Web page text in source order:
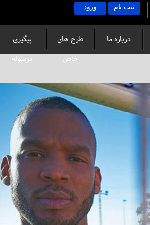
ثبت نام ورود
درباره ما
طرح های
خاص
پیگیری
مرسوله